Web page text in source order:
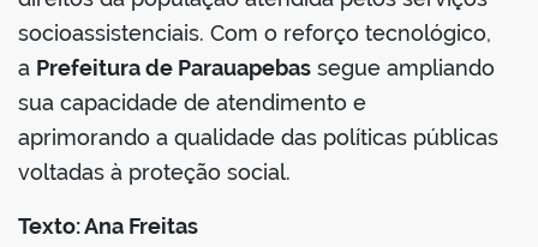
socioassistenciais. Com o reforço tecnológico,
a Prefeitura de Parauapebas segue ampliando
sua capacidade de atendimento e
aprimorando a qualidade das políticas públicas
voltadas à proteção social.
Texto: Ana Freitas